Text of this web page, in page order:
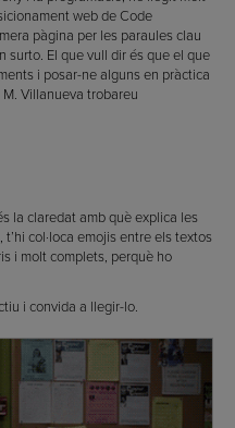
web de Code
pàgina per les paraules clau
surto. El que vull dir és que el que
i posar-ne alguns en pràctica
Villanueva trobareu
la claredat amb què explica les
col·loca emojis entre els textos
i molt complets, perquè ho
i convida a llegir-lo.